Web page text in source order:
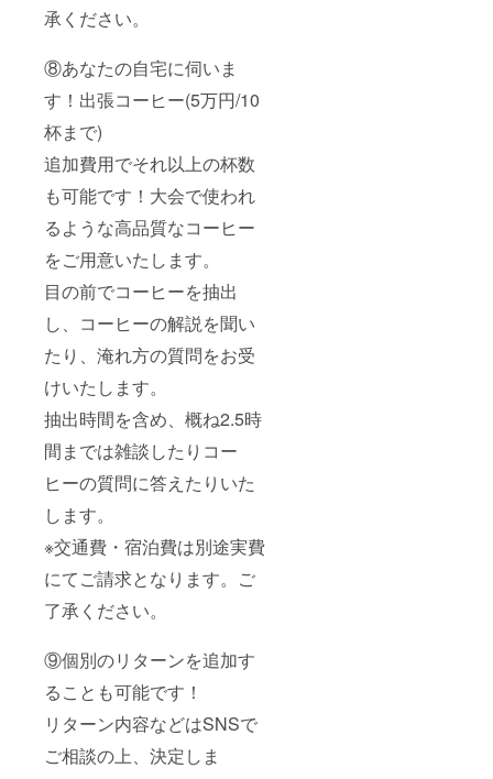
承ください。
⑧あなたの自宅に伺いま
す！出張コーヒー(5万円/10
杯まで)
追加費用でそれ以上の杯数
も可能です！大会で使われ
るような高品質なコーヒー
をご用意いたします。
目の前でコーヒーを抽出
し、コーヒーの解説を聞い
たり、淹れ方の質問をお受
けいたします。
抽出時間を含め、概ね2.5時
間までは雑談したりコー
ヒーの質問に答えたりいた
します。
※交通費・宿泊費は別途実費
にてご請求となります。ご
了承ください。
⑨個別のリターンを追加す
ることも可能です！
リターン内容などはSNSで
ご相談の上、決定しま